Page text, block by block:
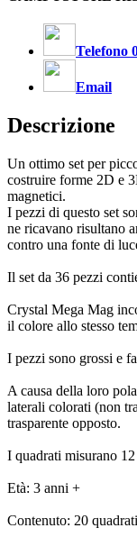
Telefono
Email
Descrizione
Un ottimo set per
costruire forme 2D e
magnetici.
I pezzi di questo set
ne ricavano risultano
contro una fonte di
Il set da 36 pezzi
Crystal Mega Mag
il colore allo stesso
I pezzi sono grossi e
A causa della loro
laterali colorati (non
trasparente opposto.
I quadrati misurano
Età: 3 anni +
Contenuto: 20